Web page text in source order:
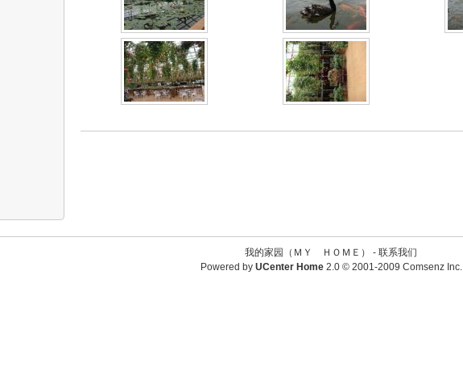
我的家园（ＭＹ ＨＯＭＥ） - 联系我们
Powered by UCenter Home 2.0© 2001-2009 Comsenz Inc.